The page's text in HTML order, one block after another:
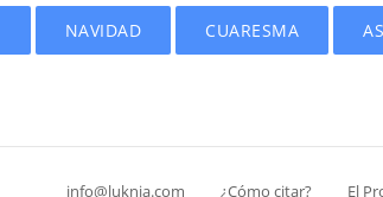
NAVIDAD CUARESMA
info@luknia.com ¿Cómo citar? El